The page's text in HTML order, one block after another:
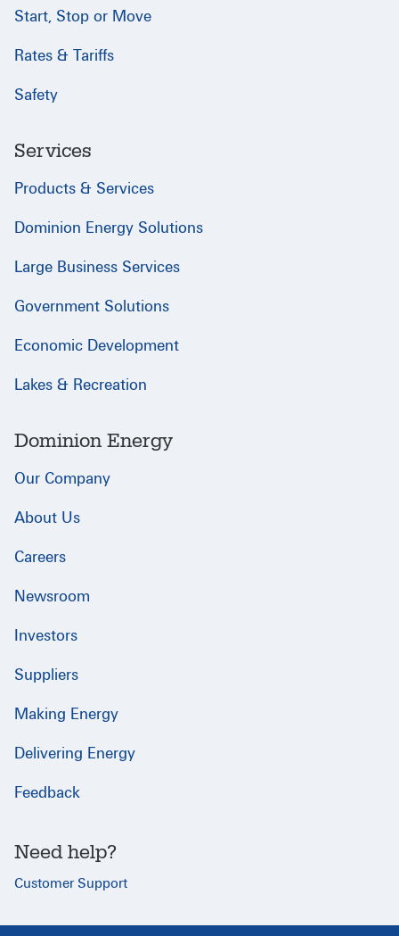
Start, Stop or Move
Rates & Tariffs
Safety
Services
Products & Services
Dominion Energy Solutions
Large Business Services
Government Solutions
Economic Development
Lakes & Recreation
Dominion Energy
Our Company
About Us
Careers
Newsroom
Investors
Suppliers
Making Energy
Delivering Energy
Feedback
Need help?
Customer Support